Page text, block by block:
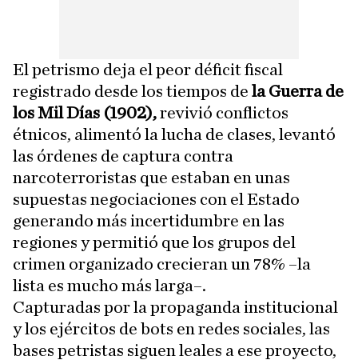
El petrismo deja el peor déficit fiscal
registrado desde los tiempos de la Guerra de
los Mil Días (1902),revivió conflictos
étnicos, alimentó la lucha de clases, levantó
las órdenes de captura contra
narcoterroristas que estaban en unas
supuestas negociaciones con el Estado
generando más incertidumbre en las
regiones y permitió que los grupos del
crimen organizado crecieran un 78% –la
lista es mucho más larga–.
Capturadas por la propaganda institucional
y los ejércitos de bots en redes sociales, las
bases petristas siguen leales a ese proyecto,